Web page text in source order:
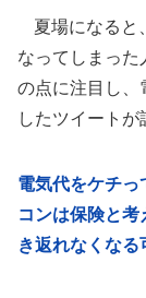
夏場になると
なってしまった
の点に注目し、
したツイートが
電気代をケチ
コンは保険と
き返れなくな